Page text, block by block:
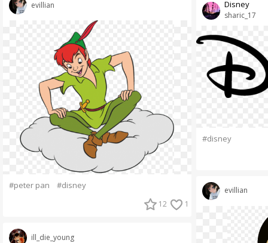
evillian
#peter pan #disney
12 1
ill_die_young
sharic_17
Disney
#disney
evillian